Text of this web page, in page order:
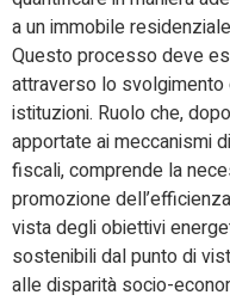
a un immobile
Questo processo deve
attraverso lo svolgimento
istituzioni. Ruolo che,
apportate ai meccanismi
fiscali, comprende la
promozione
vista degli obiettivi
sostenibili dal punto di
alle disparità socio-